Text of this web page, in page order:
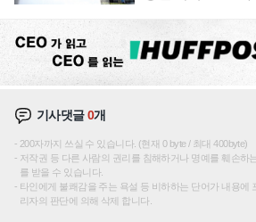
기사댓글0개
200자까지 쓰실 수 있습니다. (현재 0 byte / 최대 400byte)
저작권 등 다른 사람의 권리를 침해하거나 명예를 훼손하
를 받을 수 있습니다.
타인에게 불쾌감을 주는 욕설 등 비하하는 단어가 내용에
리자의 판단에 의해 삭제 합니다.